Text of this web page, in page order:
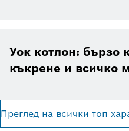
Уок котлон: бързо
къкрене и всичко
Преглед на всички топ